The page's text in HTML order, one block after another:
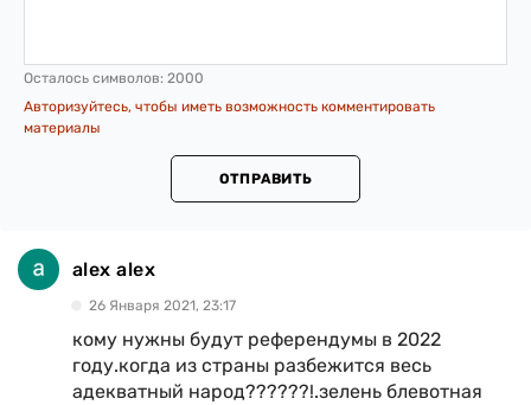
Осталось символов: 2000
Авторизуйтесь, чтобы иметь возможность комментировать
материалы
ОТПРАВИТЬ
alex alex
26 Января 2021, 23:17
кому нужны будут референдумы в 2022
году.когда из страны разбежится весь
адекватный народ??????!.зелень блевотная